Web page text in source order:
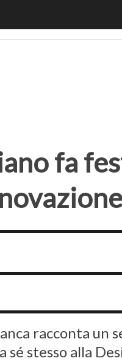
fa
racconta un
stesso alla